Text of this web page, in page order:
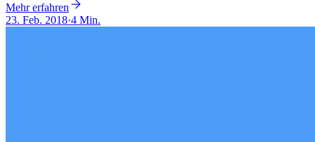
Mehr erfahren
23. Feb. 2018·4 Min.